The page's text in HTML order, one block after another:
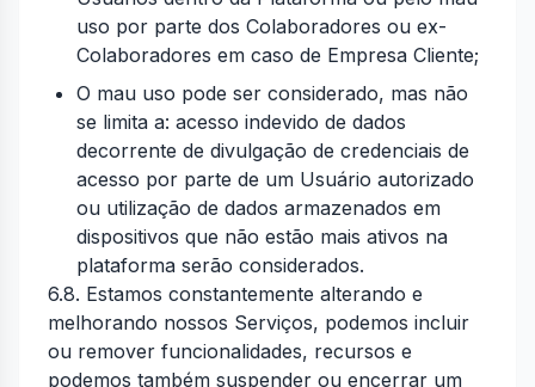
uso por parte dos Colaboradores ou ex-
Colaboradores em caso de Empresa Cliente;
O mau uso pode ser considerado, mas não
se limita a: acesso indevido de dados
decorrente de divulgação de credenciais de
acesso por parte de um Usuário autorizado
ou utilização de dados armazenados em
dispositivos que não estão mais ativos na
plataforma serão considerados.
6.8. Estamos constantemente alterando e
melhorando nossos Serviços, podemos incluir
ou remover funcionalidades, recursos e
podemos também suspender ou encerrar um